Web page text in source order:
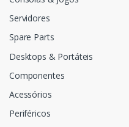
Servidores
Spare Parts
Desktops & Portáteis
Componentes
Acessórios
Periféricos